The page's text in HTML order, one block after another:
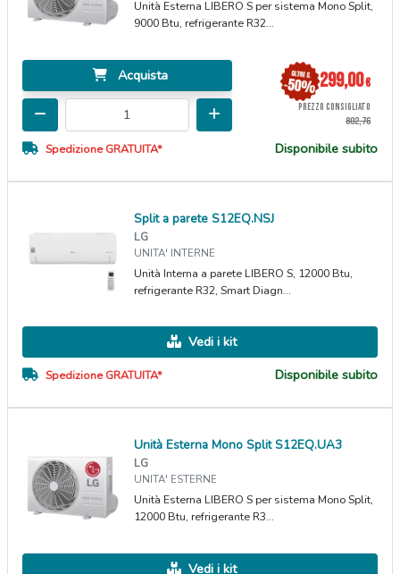
Unità Esterna LIBERO S per sistema Mono Split,
9000 Btu, refrigerante R32...
Acquista 299,00€
PREZZO CONSIGLIATO
802,76
Spedizione GRATUITA* Disponibile subito
Split a parete S12EQ.NSJ
LG
UNITA' INTERNE
Unità Interna a parete LIBERO S, 12000 Btu,
refrigerante R32, Smart Diagn...
Vedi i kit
Spedizione GRATUITA* Disponibile subito
Unità Esterna Mono Split S12EQ.UA3
LG
UNITA' ESTERNE
Unità Esterna LIBERO S per sistema Mono Split,
12000 Btu, refrigerante R3...
Vedi i kit